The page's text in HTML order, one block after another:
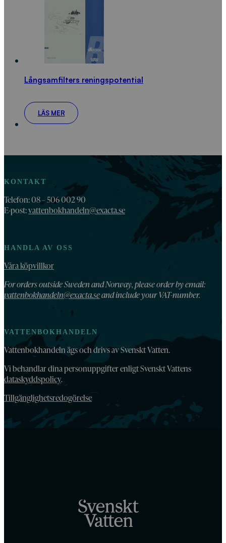
Långsamfilters reningspotential
LÄS MER
KONTAKT
Telefon: 08 – 506 002 90
E-post:vattenbokhandeln@exacta.se
HANDLA AV OSS
Våra köpvillkor
For orders outside Sweden and Norway, please order by email:
vattenbokhandeln@exacta.seand include your VAT-number.
VATTENBOKHANDELN
Vattenbokhandeln ägs och drivs av Svenskt Vatten.
Vi behandlar dina personuppgifter enligt Svenskt Vattens
dataskyddspolicy.
Tillgänglighetsredogörelse